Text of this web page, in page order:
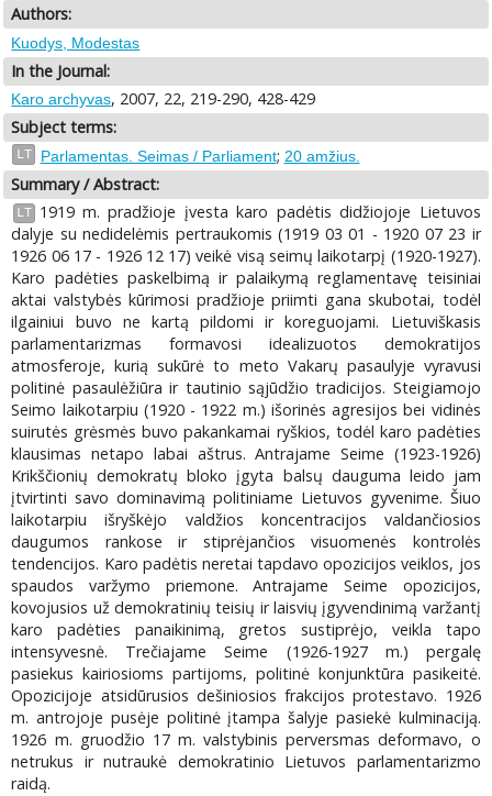
Authors:
Kuodys, Modestas
In the Journal:
Karo archyvas, 2007, 22, 219-290, 428-429
Subject terms:
LT Parlamentas. Seimas / Parliament; 20 amžius.
Summary / Abstract:
LT
1919 m. pradžioje įvesta karo padėtis didžiojoje Lietuvos
dalyje su nedidelėmis pertraukomis (1919 03 01 - 1920 07 23 ir
1926 06 17 - 1926 12 17) veikė visą seimų laikotarpį (1920-1927).
Karo padėties paskelbimą ir palaikymą reglamentavę teisiniai
aktai valstybės kūrimosi pradžioje priimti gana skubotai, todėl
ilgainiui buvo ne kartą pildomi ir koreguojami. Lietuviškasis
parlamentarizmas formavosi idealizuotos demokratijos
atmosferoje, kurią sukūrė to meto Vakarų pasaulyje vyravusi
politinė pasaulėžiūra ir tautinio sąjūdžio tradicijos. Steigiamojo
Seimo laikotarpiu (1920 - 1922 m.) išorinės agresijos bei vidinės
suirutės grėsmės buvo pakankamai ryškios, todėl karo padėties
klausimas netapo labai aštrus. Antrajame Seime (1923-1926)
Krikščionių demokratų bloko įgyta balsų dauguma leido jam
įtvirtinti savo dominavimą politiniame Lietuvos gyvenime. Šiuo
laikotarpiu išryškėjo valdžios koncentracijos valdančiosios
daugumos rankose ir stiprėjančios visuomenės kontrolės
tendencijos. Karo padėtis neretai tapdavo opozicijos veiklos, jos
spaudos varžymo priemone. Antrajame Seime opozicijos,
kovojusios už demokratinių teisių ir laisvių įgyvendinimą varžantį
karo padėties panaikinimą, gretos sustiprėjo, veikla tapo
intensyvesnė. Trečiajame Seime (1926-1927 m.) pergalę
pasiekus kairiosioms partijoms, politinė konjunktūra pasikeitė.
Opozicijoje atsidūrusios dešiniosios frakcijos protestavo. 1926
m. antrojoje pusėje politinė įtampa šalyje pasiekė kulminaciją.
1926 m. gruodžio 17 m. valstybinis perversmas deformavo, o
netrukus ir nutraukė demokratinio Lietuvos parlamentarizmo
raidą.